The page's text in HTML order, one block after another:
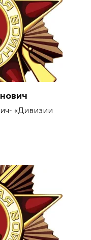
«Дивизии